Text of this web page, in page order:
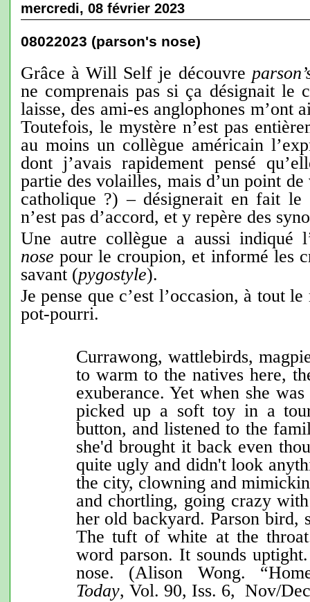
mercredi, 08 février 2023
08022023 (parson's nose)
Grâce à Will Self je découvre
ne comprenais pas si ça désignait le
laisse, des ami-es anglophones m’ont
Toutefois, le mystère n’est pas
au moins un collègue américain
dont j’avais rapidement pensé
partie des volailles, mais d’un point
catholique ?) – désignerait en fait le
n’est pas d’accord, et y repère des
Une autre collègue a aussi indiqué
nose pour le croupion, et informé les
savant (pygostyle).
Je pense que c’est l’occasion, à tout
pot-pourri.
Currawong, wattlebirds,
to warm to the natives here,
exuberance. Yet when she
picked up a soft toy in a
button, and listened to the
she'd brought it back even
quite ugly and didn't look
the city, clowning and
and chortling, going crazy
her old backyard. Parson bird,
The tuft of white at the
word parson. It sounds
nose. (Alison Wong.
Today, Vol. 90, Iss. 6, Nov/